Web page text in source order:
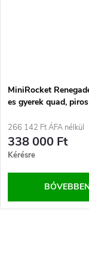
MiniRocket
es gyerek quad, piros
266 142 Ft ÁFA nélkül
338 000 Ft
Kérésre